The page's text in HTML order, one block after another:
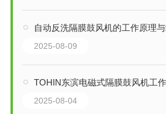
自动反洗隔膜鼓风机的工作原理
2025-08-09
TOHIN东滨电磁式隔膜鼓风机工
2025-08-04